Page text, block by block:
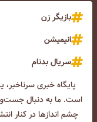
بازیگر زن
انیمیشن
سریال بدنام
پایگاه خبری
است. ما به دنبال
چشم انداز‌ها در کنار